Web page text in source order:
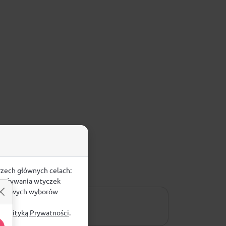
głównych celach:
używania wtyczek
wyborów
Polityką Prywatności.